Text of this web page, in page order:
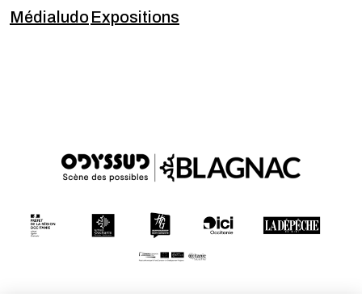
MédialudoExpositions